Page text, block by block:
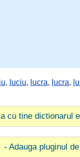
, luciu, lucra, lucra,
cu tine dictionarul
- Adauga pluginul